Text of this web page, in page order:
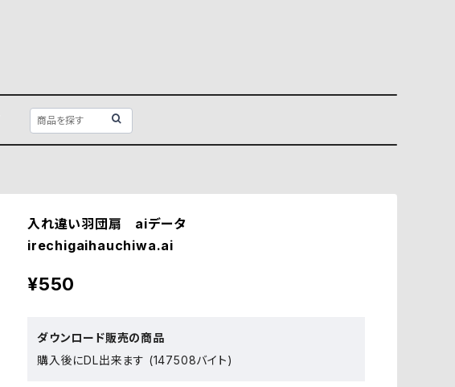
入れ違い羽団扇 aiデータ
irechigaihauchiwa.ai
¥550
ダウンロード販売の商品
購入後にDL出来ます (147508バイト)